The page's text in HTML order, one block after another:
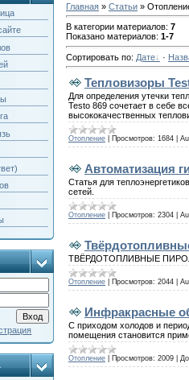
Главная» Статьи»
В категории материалов: 7
Показано материалов: 1-7
Сортировать по: Дате ·
Тепловизоры
Для определения утечки
Testo 869 сочетает в себе
высококачественных
Отопление| Просмотров: 1684|
Автоматизация
Статья для
сетей.
Отопление| Просмотров: 2304|
ТВЁРДОТОПЛИВНЫЕ
Отопление| Просмотров: 2044|
Инфракрасные
С приходом холодов и
помещения становится
Отопление| Просмотров: 2009|